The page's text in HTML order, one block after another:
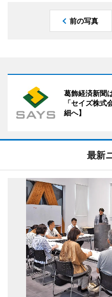
前の写真
葛飾経済新聞
「セイズ株
細へ】
最新